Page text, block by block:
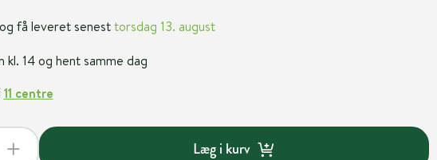
få leveret senesttorsdag 13. august
kl. 14 og hent samme dag
11 centre
Læg i kurv